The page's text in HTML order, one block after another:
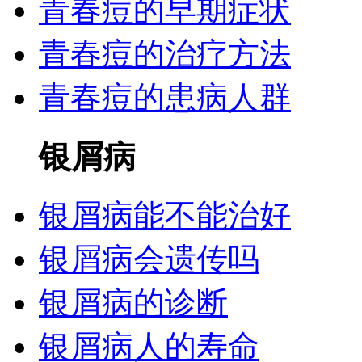
青春痘的早期症状
青春痘的治疗方法
青春痘的患病人群
银屑病
银屑病能不能治好
银屑病会遗传吗
银屑病的诊断
银屑病人的寿命